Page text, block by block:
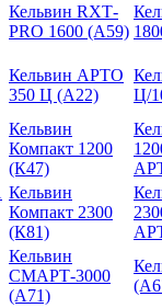
Кельвин RXТ-
PRO 1600 (А59)
Кельвин АРТО
350 Ц (А22)
Ц/
Кельвин
Компакт 1200
(К47)
Кельвин
Компакт 2300
(К81)
Кельвин
СМАРТ-3000
(А71)